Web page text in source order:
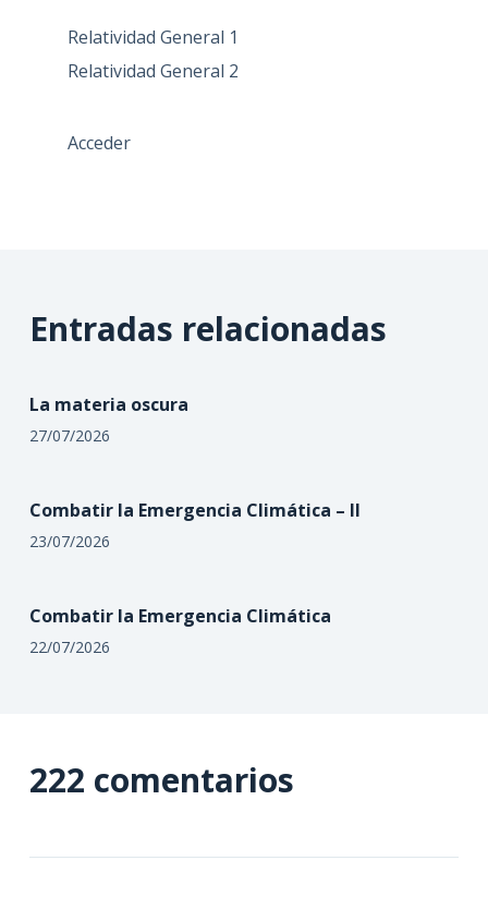
Relatividad General 1
Relatividad General 2
Acceder
Entradas relacionadas
La materia oscura
27/07/2026
Combatir la Emergencia Climática – II
23/07/2026
Combatir la Emergencia Climática
22/07/2026
222 comentarios